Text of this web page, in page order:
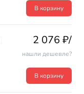
В корзину
2 076 ₽/
нашли дешевле?
В корзину